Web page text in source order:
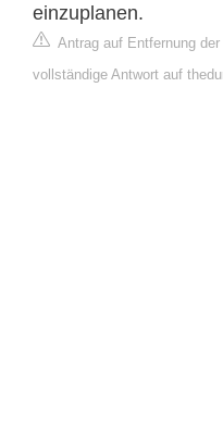
einzuplanen.
Antrag auf Entfernung
vollständige Antwort auf